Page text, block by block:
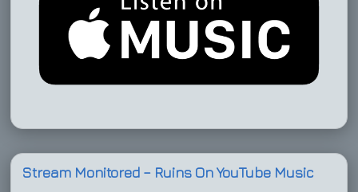
Stream Monitored – Ruins On YouTube Music